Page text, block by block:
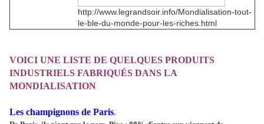
http://www.legrandsoir.info/Mondialisation-tout-
le-ble-du-monde-pour-les-riches.html
VOICI UNE LISTE DE QUELQUES PRODUITS
INDUSTRIELS FABRIQUÉS DANS LA
MONDIALISATION
Les champignons de Paris.